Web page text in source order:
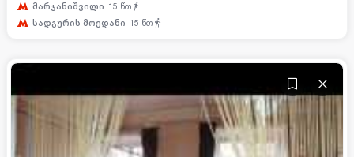
მარჯანიშვილი 15 წთ
სადგურის მოედანი 15 წთ